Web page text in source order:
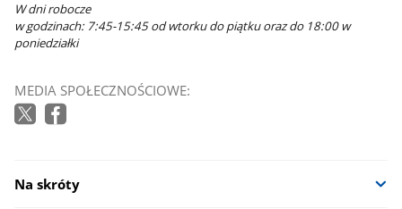
W dni robocze
w godzinach: 7:45-15:45 od wtorku do piątku oraz do 18:00 w
poniedziałki
MEDIA SPOŁECZNOŚCIOWE:
Na skróty